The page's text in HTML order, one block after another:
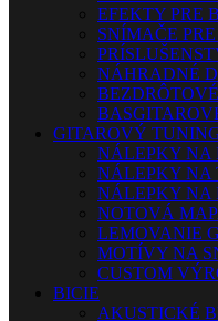
EFEKTY PRE
SNÍMAČE
NÁHRADNÉ
GITAROVÝ
NÁLEPKY NA
NÁLEPKY NA
NÁLEPKY NA
NOTOVÁ
LEMOVANIE
MOTÍVY NA
CUSTOM
BICIE
AKUSTICKÉ